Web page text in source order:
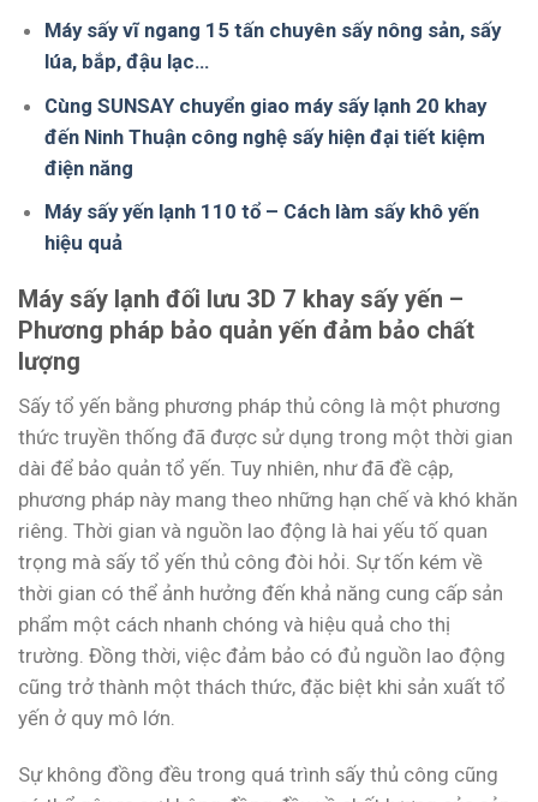
Máy sấy vĩ ngang 15 tấn chuyên sấy nông sản, sấy
lúa, bắp, đậu lạc…
Cùng SUNSAY chuyển giao máy sấy lạnh 20 khay
đến Ninh Thuận công nghệ sấy hiện đại tiết kiệm
điện năng
Máy sấy yến lạnh 110 tổ – Cách làm sấy khô yến
hiệu quả
Máy sấy lạnh đối lưu 3D 7 khay sấy yến –
Phương pháp bảo quản yến đảm bảo chất
lượng
Sấy tổ yến bằng phương pháp thủ công là một phương
thức truyền thống đã được sử dụng trong một thời gian
dài để bảo quản tổ yến. Tuy nhiên, như đã đề cập,
phương pháp này mang theo những hạn chế và khó khăn
riêng. Thời gian và nguồn lao động là hai yếu tố quan
trọng mà sấy tổ yến thủ công đòi hỏi. Sự tốn kém về
thời gian có thể ảnh hưởng đến khả năng cung cấp sản
phẩm một cách nhanh chóng và hiệu quả cho thị
trường. Đồng thời, việc đảm bảo có đủ nguồn lao động
cũng trở thành một thách thức, đặc biệt khi sản xuất tổ
yến ở quy mô lớn.
Sự không đồng đều trong quá trình sấy thủ công cũng